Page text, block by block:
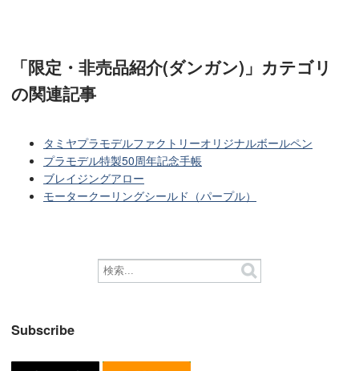
「限定・非売品紹介(ダンガン)」カテゴリ
の関連記事
タミヤプラモデルファクトリーオリジナルボールペン
プラモデル特製50周年記念手帳
ブレイジングアロー
モータークーリングシールド（パープル）
Subscribe